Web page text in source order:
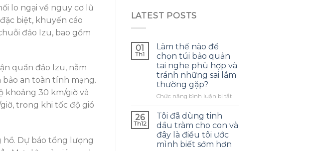
lo ngại về nguy cơ lũ
biệt, khuyến cáo
đảo Izu, bao gồm
quần đảo Izu, nằm
bảo an toàn tính mạng.
khoảng 30 km/giờ và
trong khi tốc độ gió
Dự báo tổng lượng
LATEST POSTS
01
Th1
Làm thế nào để
chọn túi bảo quản
tai nghe phù hợp và
tránh những sai lầm
thường gặp?
Chức năng bình luận bị tắtở
nào
để
túi
26
Th12
Tôi đã dùng tinh
dầu tràm cho con và
đây là điều tôi ước
mình biết sớm hơn